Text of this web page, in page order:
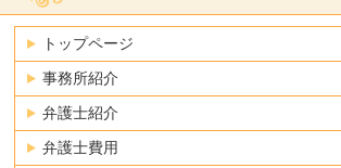
トップページ
事務所紹介
弁護士紹介
弁護士費用